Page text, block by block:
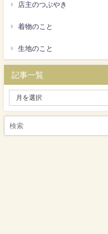
店主のつぶやき
着物のこと
生地のこと
記事一覧